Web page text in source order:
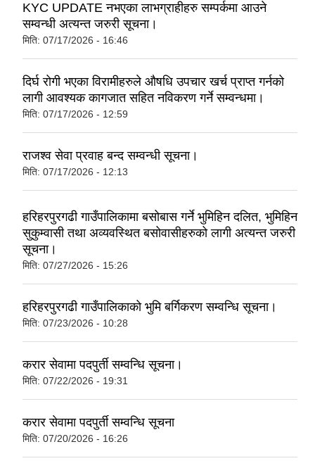
KYC UPDATE नभएका लाभग्राहीहरु सम्पर्कमा आउने
सम्वन्धी अत्यन्त जरुरी सूचना।
मिति: 07/17/2026 - 16:46
दिर्घ रोगी भएका विरामीहरुले औषधि उपचार खर्च प्राप्त गर्नको
लागी आवश्यक कागजात सहित नविकरण गर्ने सम्वन्धमा।
मिति: 07/17/2026 - 12:59
राजश्व सेवा प्रवाह बन्द सम्वन्धी सूचना।
मिति: 07/17/2026 - 12:13
हरिहरपुरगढी गाउँपालिकामा बसोबास गर्ने भुमिहिन दलित, भुमिहिन
सुकुम्वासी तथा अव्यवस्थित बसोवासीहरुको लागी अत्यन्त जरुरी
सूचना।
मिति: 07/27/2026 - 15:26
हरिहरपुरगढी गाउँपालिकाको भुमि बर्गिकरण सम्वन्धि सूचना।
मिति: 07/23/2026 - 10:28
करार सेवामा पदपुर्ती सम्वन्धि सूचना।
मिति: 07/22/2026 - 19:31
करार सेवामा पदपुर्ती सम्वन्धि सूचना
मिति: 07/20/2026 - 16:26